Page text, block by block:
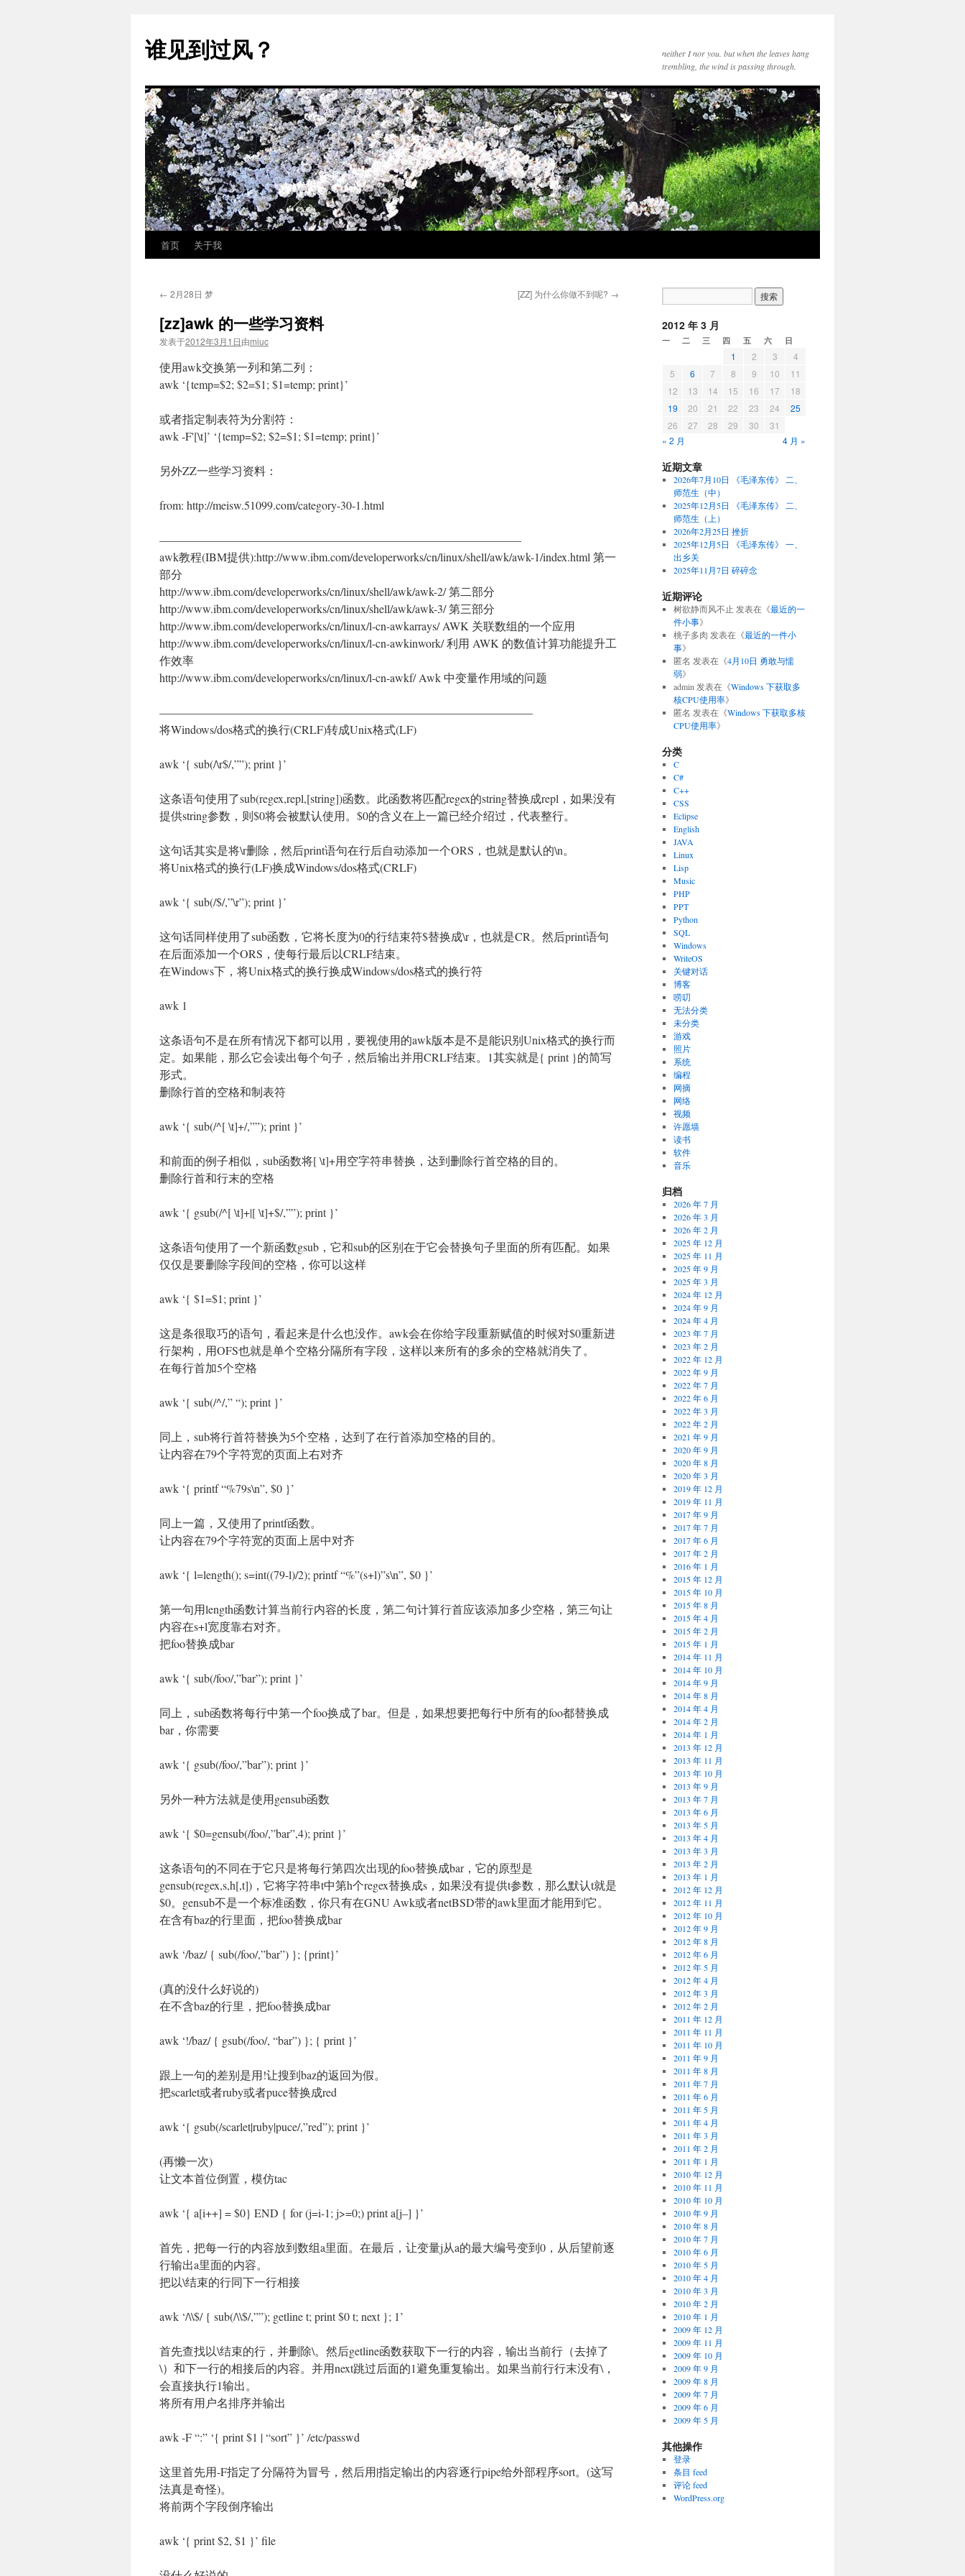
正
文
谁见到过风？
neither I nor you. but when the leaves hang
trembling, the wind is passing through.
首页 关于我
← 2月28日 梦 [ZZ] 为什么你做不到呢? →
[zz]awk 的一些学习资料
发表于2012年3月1日由miuc
使用awk交换第一列和第二列：
awk ‘{temp=$2; $2=$1; $1=temp; print}’
或者指定制表符为分割符：
awk -F'[\t]’ ‘{temp=$2; $2=$1; $1=temp; print}’
另外ZZ一些学习资料：
from: http://meisw.51099.com/category-30-1.html
———————————————————————————————–
awk教程(IBM提供):http://www.ibm.com/developerworks/cn/linux/shell/awk/awk-1/index.html 第一
部分
http://www.ibm.com/developerworks/cn/linux/shell/awk/awk-2/ 第二部分
http://www.ibm.com/developerworks/cn/linux/shell/awk/awk-3/ 第三部分
http://www.ibm.com/developerworks/cn/linux/l-cn-awkarrays/ AWK 关联数组的一个应用
http://www.ibm.com/developerworks/cn/linux/l-cn-awkinwork/ 利用 AWK 的数值计算功能提升工
作效率
http://www.ibm.com/developerworks/cn/linux/l-cn-awkf/ Awk 中变量作用域的问题
————————————————————————————————–
将Windows/dos格式的换行(CRLF)转成Unix格式(LF)
awk ‘{ sub(/\r$/,””); print }’
这条语句使用了sub(regex,repl,[string])函数。此函数将匹配regex的string替换成repl，如果没有
提供string参数，则$0将会被默认使用。$0的含义在上一篇已经介绍过，代表整行。
这句话其实是将\r删除，然后print语句在行后自动添加一个ORS，也就是默认的\n。
将Unix格式的换行(LF)换成Windows/dos格式(CRLF)
awk ‘{ sub(/$/,”\r”); print }’
这句话同样使用了sub函数，它将长度为0的行结束符$替换成\r，也就是CR。然后print语句
在后面添加一个ORS，使每行最后以CRLF结束。
在Windows下，将Unix格式的换行换成Windows/dos格式的换行符
awk 1
这条语句不是在所有情况下都可以用，要视使用的awk版本是不是能识别Unix格式的换行而
定。如果能，那么它会读出每个句子，然后输出并用CRLF结束。1其实就是{ print }的简写
形式。
删除行首的空格和制表符
awk ‘{ sub(/^[ \t]+/,””); print }’
和前面的例子相似，sub函数将[ \t]+用空字符串替换，达到删除行首空格的目的。
删除行首和行末的空格
awk ‘{ gsub(/^[ \t]+|[ \t]+$/,””); print }’
这条语句使用了一个新函数gsub，它和sub的区别在于它会替换句子里面的所有匹配。如果
仅仅是要删除字段间的空格，你可以这样
awk ‘{ $1=$1; print }’
这是条很取巧的语句，看起来是什么也没作。awk会在你给字段重新赋值的时候对$0重新进
行架构，用OFS也就是单个空格分隔所有字段，这样以来所有的多余的空格就消失了。
在每行首加5个空格
awk ‘{ sub(/^/,” “); print }’
同上，sub将行首符替换为5个空格，达到了在行首添加空格的目的。
让内容在79个字符宽的页面上右对齐
awk ‘{ printf “%79s\n”, $0 }’
同上一篇，又使用了printf函数。
让内容在79个字符宽的页面上居中对齐
awk ‘{ l=length(); s=int((79-l)/2); printf “%”(s+l)”s\n”, $0 }’
第一句用length函数计算当前行内容的长度，第二句计算行首应该添加多少空格，第三句让
内容在s+l宽度靠右对齐。
把foo替换成bar
awk ‘{ sub(/foo/,”bar”); print }’
同上，sub函数将每行中第一个foo换成了bar。但是，如果想要把每行中所有的foo都替换成
bar，你需要
awk ‘{ gsub(/foo/,”bar”); print }’
另外一种方法就是使用gensub函数
awk ‘{ $0=gensub(/foo/,”bar”,4); print }’
这条语句的不同在于它只是将每行第四次出现的foo替换成bar，它的原型是
gensub(regex,s,h[,t])，它将字符串t中第h个regex替换成s，如果没有提供t参数，那么默认t就是
$0。gensub不是一个标准函数，你只有在GNU Awk或者netBSD带的awk里面才能用到它。
在含有baz的行里面，把foo替换成bar
awk ‘/baz/ { sub(/foo/,”bar”) }; {print}’
(真的没什么好说的)
在不含baz的行里，把foo替换成bar
awk ‘!/baz/ { gsub(/foo/, “bar”) }; { print }’
跟上一句的差别是用!让搜到baz的返回为假。
把scarlet或者ruby或者puce替换成red
awk ‘{ gsub(/scarlet|ruby|puce/,”red”); print }’
(再懒一次)
让文本首位倒置，模仿tac
awk ‘{ a[i++] = $0} END { for (j=i-1; j>=0;) print a[j–] }’
首先，把每一行的内容放到数组a里面。在最后，让变量j从a的最大编号变到0，从后望前逐
行输出a里面的内容。
把以\结束的行同下一行相接
awk ‘/\\$/ { sub(/\\$/,””); getline t; print $0 t; next }; 1’
首先查找以\结束的行，并删除\。然后getline函数获取下一行的内容，输出当前行（去掉了
\）和下一行的相接后的内容。并用next跳过后面的1避免重复输出。如果当前行行末没有\，
会直接执行1输出。
将所有用户名排序并输出
awk -F “:” ‘{ print $1 | “sort” }’ /etc/passwd
这里首先用-F指定了分隔符为冒号，然后用|指定输出的内容逐行pipe给外部程序sort。(这写
法真是奇怪)。
将前两个字段倒序输出
awk ‘{ print $2, $1 }’ file
2012 年 3 月
一 二 三 四 五 六 日
1 2 3
4
5
6 7 8 9 10
11
12
13 14 15 16 17
18
19
20 21 22 23 24
25
26
27 28 29 30
31
« 2 月
4 月 »
近期文章
2026年7月10日 《毛泽东传》 二、
师范生（中）
2025年12月5日 《毛泽东传》 二、
师范生（上）
2026年2月25日 挫折
2025年12月5日 《毛泽东传》 一、
出乡关
2025年11月7日 碎碎念
近期评论
树欲静而风不止 发表在《最近的一
件小事》
桃子多肉 发表在《最近的一件小
事》
匿名 发表在《4月10日 勇敢与懦
弱》
admin 发表在《Windows 下获取多
核CPU使用率》
匿名 发表在《Windows 下获取多核
CPU使用率》
分类
C
C#
C++
CSS
Eclipse
English
JAVA
Linux
Lisp
Music
PHP
PPT
Python
SQL
Windows
WriteOS
关键对话
博客
唠叨
无法分类
未分类
游戏
照片
系统
编程
网摘
网络
视频
许愿墙
读书
软件
音乐
归档
2026 年 7 月
2026 年 3 月
2026 年 2 月
2025 年 12 月
2025 年 11 月
2025 年 9 月
2025 年 3 月
2024 年 12 月
2024 年 9 月
2024 年 4 月
2023 年 7 月
2023 年 2 月
2022 年 12 月
2022 年 9 月
2022 年 7 月
2022 年 6 月
2022 年 3 月
2022 年 2 月
2021 年 9 月
2020 年 9 月
2020 年 8 月
2020 年 3 月
2019 年 12 月
2019 年 11 月
2017 年 9 月
2017 年 7 月
2017 年 6 月
2017 年 2 月
2016 年 1 月
2015 年 12 月
2015 年 10 月
2015 年 8 月
2015 年 4 月
2015 年 2 月
2015 年 1 月
2014 年 11 月
2014 年 10 月
2014 年 9 月
2014 年 8 月
2014 年 4 月
2014 年 2 月
2014 年 1 月
2013 年 12 月
2013 年 11 月
2013 年 10 月
2013 年 9 月
2013 年 7 月
2013 年 6 月
2013 年 5 月
2013 年 4 月
2013 年 3 月
2013 年 2 月
2013 年 1 月
2012 年 12 月
2012 年 11 月
2012 年 10 月
2012 年 9 月
2012 年 8 月
2012 年 6 月
2012 年 5 月
2012 年 4 月
2012 年 3 月
2012 年 2 月
2011 年 12 月
2011 年 11 月
2011 年 10 月
2011 年 9 月
2011 年 8 月
2011 年 7 月
2011 年 6 月
2011 年 5 月
2011 年 4 月
2011 年 3 月
2011 年 2 月
2011 年 1 月
2010 年 12 月
2010 年 11 月
2010 年 10 月
2010 年 9 月
2010 年 8 月
2010 年 7 月
2010 年 6 月
2010 年 5 月
2010 年 4 月
2010 年 3 月
2010 年 2 月
2010 年 1 月
2009 年 12 月
2009 年 11 月
2009 年 10 月
2009 年 9 月
2009 年 8 月
2009 年 7 月
2009 年 6 月
2009 年 5 月
其他操作
登录
条目 feed
评论 feed
WordPress.org